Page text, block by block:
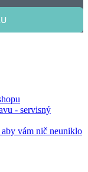
- servisný
aby vám nič neuniklo